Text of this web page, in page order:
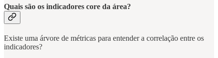
Quais são os indicadores core da área?
Existe uma árvore de métricas para entender a correlação entre os
indicadores?